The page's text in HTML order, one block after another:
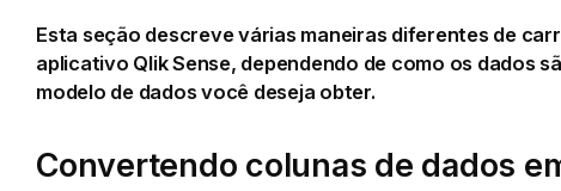
Esta seção descreve várias maneiras diferentes de
aplicativo Qlik Sense, dependendo de como os dados
modelo de dados você deseja obter.
Convertendo colunas de dados